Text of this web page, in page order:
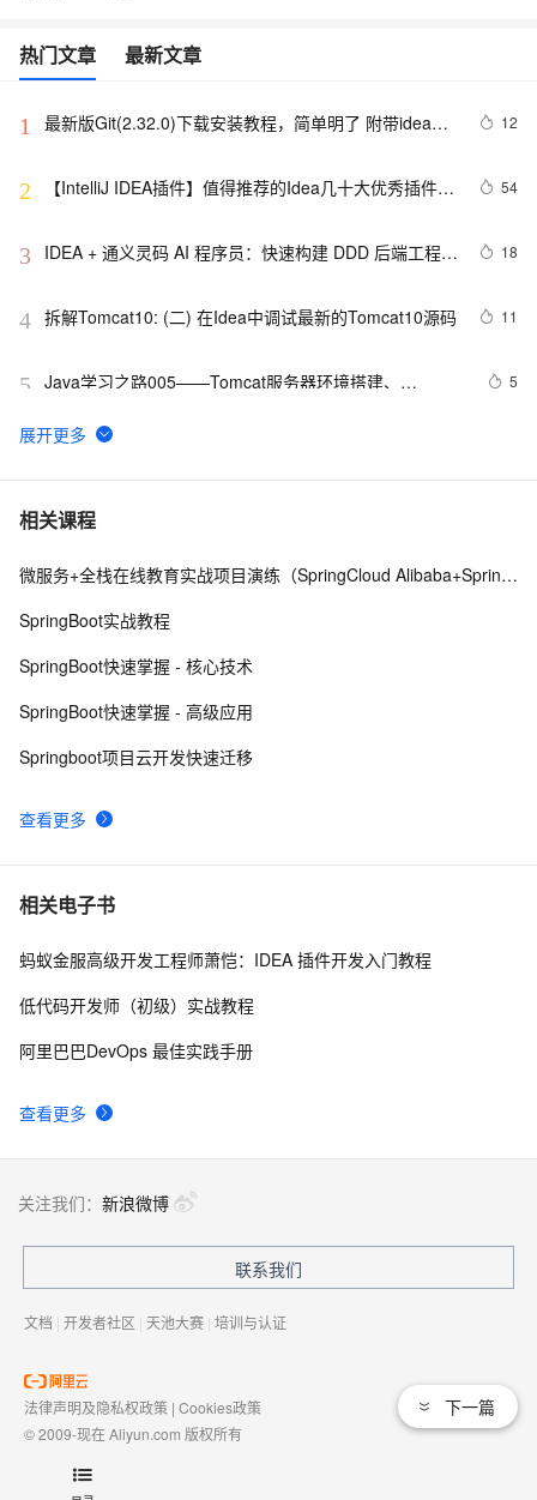
热门文章 最新文章
1
最新版Git(2.32.0)下载安装教程，简单明了 附带idea配
12
2
【IntelliJ IDEA插件】值得推荐的Idea几十大优秀插件、
54
3
IDEA + 通义灵码 AI 程序员：快速构建 DDD 后端工程模
18
4 拆解Tomcat10: (二) 在Idea中调试最新的Tomcat10源码 11
5 Java学习之路005——Tomcat服务器环境搭建、
5
6 IDEA上运行Flink任务
7 Idea启动SpringBoot程序报错：Veb server failed to
与解决方案
8 IDEA中Push到Gitee报：Invocation failed Server
java.lang.RuntimeException: Inv
4
10NetBeans、Eclipse 和 IDEA，哪个才是最优秀的Java
相关课程
查看更多
微服务+全栈在线教育实战项目演练（SpringCloud Alibaba+SpringBoot）
SpringBoot实战教程
SpringBoot快速掌握 - 核心技术
SpringBoot快速掌握 - 高级应用
Springboot项目云开发快速迁移
相关电子书
查看更多
蚂蚁金服高级开发工程师萧恺：IDEA 插件开发入门教程
低代码开发师（初级）实战教程
阿里巴巴DevOps 最佳实践手册
下一篇
关注我们： 新浪微博
联系我们
文档 | 开发者社区 | 天池大赛 | 培训与认证
法律声明及隐私权政策 | Cookies政策
© 2009-现在 Aliyun.com 版权所有
域名注册服务机构许可：